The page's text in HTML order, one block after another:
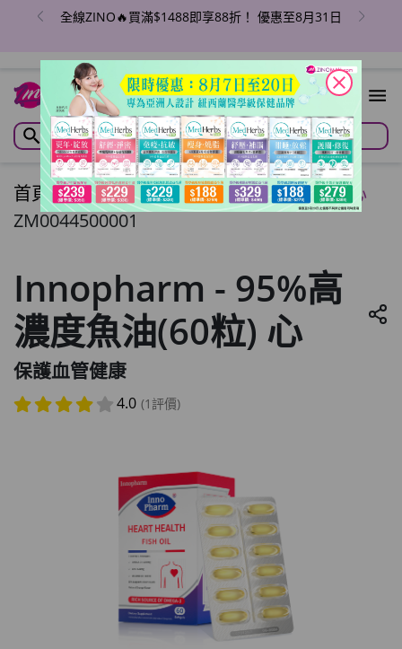
全線ZINO🔥買滿$1488即享88折！ 優惠至8月31日
首頁/Innopharm - 95%高濃度魚油(60粒) 心
ZM0044500001
Innopharm - 95%高
濃度魚油(60粒) 心
保護血管健康
4.0 (1評價)
close